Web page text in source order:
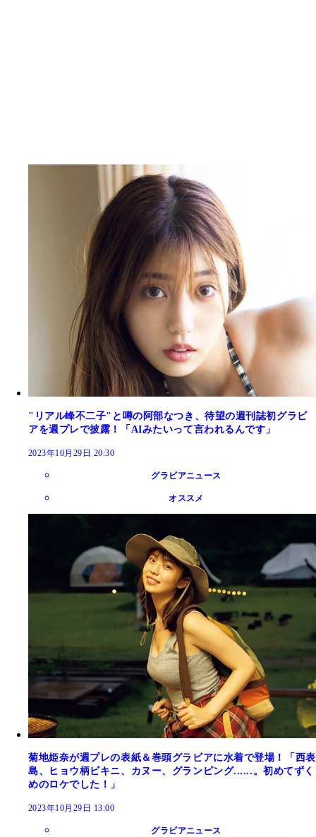
"リアル峰不二子"と噂の阿部なつき、待望の週刊誌初グラビ
アを週プレで披露！「AIみたいって言われるんです」
2023年10月29日 20:30
グラビアニュース
オススメ
菊地姫奈が週プレの表紙＆巻頭グラビアに水着で登場！「西表
島、ヒョウ柄ビキニ、カヌー、グランピング......。初めてずく
めのロケでした！」
2023年10月29日 13:00
グラビアニュース